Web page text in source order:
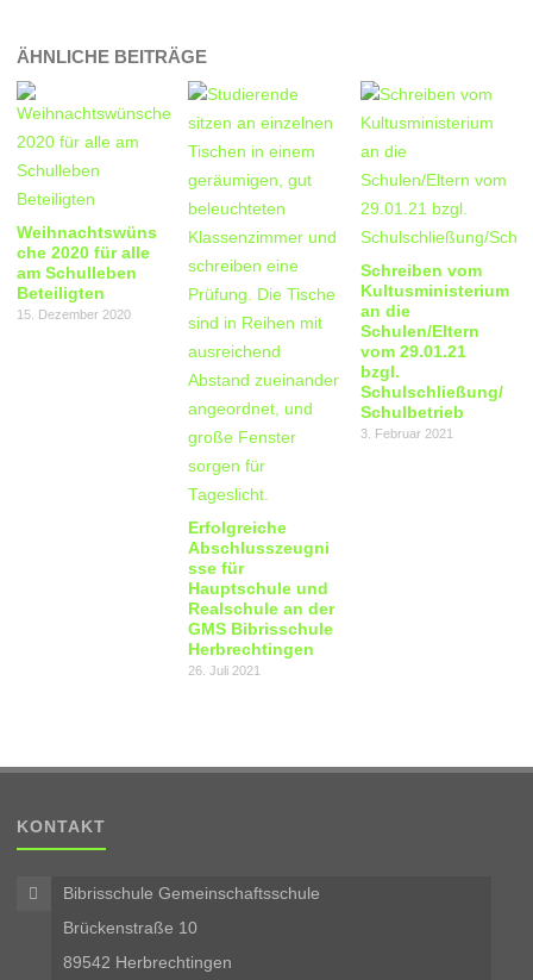
ÄHNLICHE BEITRÄGE
Weihnachtswüns
che 2020 für alle
am Schulleben
Beteiligten
15. Dezember 2020
Erfolgreiche
Abschlusszeugni
sse für
Hauptschule und
Realschule an der
GMS Bibrisschule
Herbrechtingen
26. Juli 2021
Schreiben vom
Kultusministerium
an die
Schulen/Eltern
vom 29.01.21
bzgl.
Schulschließung/
Schulbetrieb
3. Februar 2021
KONTAKT
Bibrisschule Gemeinschaftsschule
Brückenstraße 10
89542 Herbrechtingen